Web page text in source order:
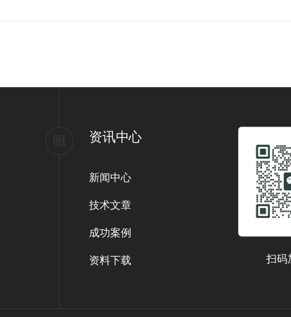
资讯中心
新闻中心
技术文章
成功案例
资料下载 扫码